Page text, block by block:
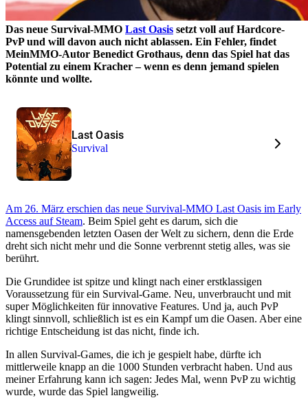
Das neue Survival-MMO Last Oasis setzt voll auf Hardcore-
PvP und will davon auch nicht ablassen. Ein Fehler, findet
MeinMMO-Autor Benedict Grothaus, denn das Spiel hat das
Potential zu einem Kracher – wenn es denn jemand spielen
könnte und wollte.
Last Oasis
Survival
Am 26. März erschien das neue Survival-MMO Last Oasis im Early
Access auf Steam. Beim Spiel geht es darum, sich die
namensgebenden letzten Oasen der Welt zu sichern, denn die Erde
dreht sich nicht mehr und die Sonne verbrennt stetig alles, was sie
berührt.
Die Grundidee ist spitze und klingt nach einer erstklassigen
Voraussetzung für ein Survival-Game. Neu, unverbraucht und mit
super Möglichkeiten für innovative Features. Und ja, auch PvP
klingt sinnvoll, schließlich ist es ein Kampf um die Oasen. Aber eine
richtige Entscheidung ist das nicht, finde ich.
In allen Survival-Games, die ich je gespielt habe, dürfte ich
mittlerweile knapp an die 1000 Stunden verbracht haben. Und aus
meiner Erfahrung kann ich sagen: Jedes Mal, wenn PvP zu wichtig
wurde, wurde das Spiel langweilig.